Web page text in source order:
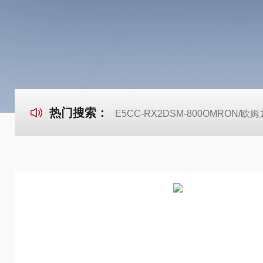
热门搜索： E5CC-RX2DSM-800OMRON/欧